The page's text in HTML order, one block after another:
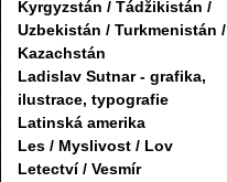
Kyrgyzstán / Tádžikistán /
Uzbekistán / Turkmenistán /
Kazachstán
Ladislav Sutnar - grafika,
ilustrace, typografie
Latinská amerika
Les / Myslivost / Lov
Letectví / Vesmír